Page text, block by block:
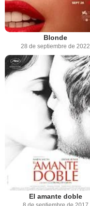
Blonde
28 de septiembre de 2022
El amante doble